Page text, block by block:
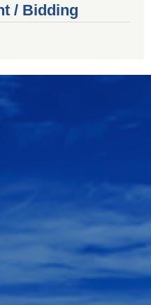
/ Bidding